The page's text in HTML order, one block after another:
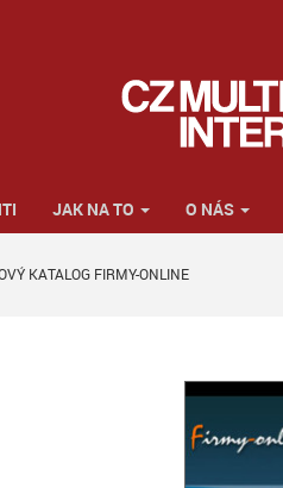
JAK NA TO O NÁS
KATALOG FIRMY-ONLINE